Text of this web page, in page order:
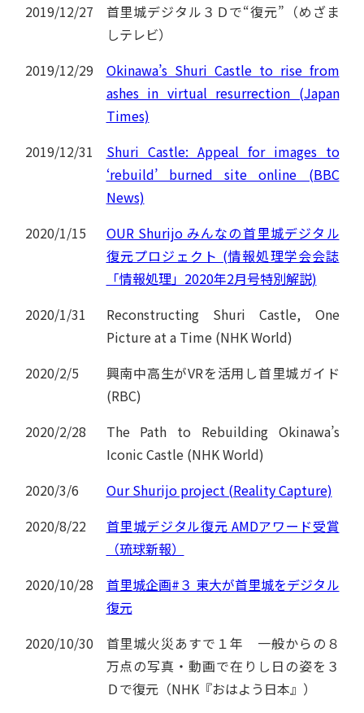
2019/12/27
首里城デジタル３Ｄで“復元”（めざま
しテレビ）
2019/12/29
Okinawa’s Shuri Castle to rise from
ashes in virtual resurrection (Japan
Times)
2019/12/31
Shuri Castle: Appeal for images to
‘rebuild’ burned site online (BBC
News)
2020/1/15
OUR Shurijo みんなの首里城デジタル
復元プロジェクト (情報処理学会会誌
「情報処理」2020年2月号特別解説)
2020/1/31
Reconstructing Shuri Castle, One
Picture at a Time (NHK World)
2020/2/5
興南中高生がVRを活用し首里城ガイド
(RBC)
2020/2/28
The Path to Rebuilding Okinawa’s
Iconic Castle (NHK World)
2020/3/6
Our Shurijo project (Reality Capture)
2020/8/22
首里城デジタル復元 AMDアワード受賞
（琉球新報）
2020/10/28
首里城企画#３ 東大が首里城をデジタル
復元
2020/10/30
首里城火災あすで１年 一般からの８
万点の写真・動画で在りし日の姿を３
Ｄで復元（NHK『おはよう日本』）